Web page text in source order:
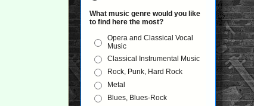
What music genre would you like
to find here the most?
Opera and Classical Vocal
Music
Classical Instrumental Music
Rock, Punk, Hard Rock
Metal
Blues, Blues-Rock